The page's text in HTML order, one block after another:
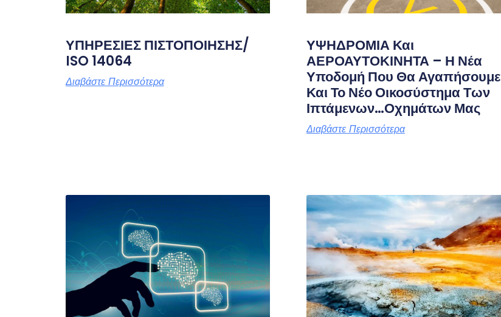
ΥΠΗΡΕΣΙΕΣ ΠΙΣΤΟΠΟΙΗΣΗΣ/
ISO 14064
Διαβάστε Περισσότερα
ΥΨΗΔΡΟΜΙΑ Και
ΑΕΡΟΑΥΤΟΚΙΝΗΤΑ – Η Νέα
Υποδομή Που Θα Αγαπήσουμε
Και Το Νέο Οικοσύστημα Των
Ιπτάμενων…οχημάτων Μας
Διαβάστε Περισσότερα